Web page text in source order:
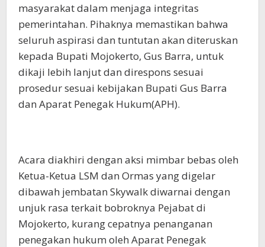
masyarakat dalam menjaga integritas
pemerintahan. Pihaknya memastikan bahwa
seluruh aspirasi dan tuntutan akan diteruskan
kepada Bupati Mojokerto, Gus Barra, untuk
dikaji lebih lanjut dan direspons sesuai
prosedur sesuai kebijakan Bupati Gus Barra
dan Aparat Penegak Hukum(APH).
Acara diakhiri dengan aksi mimbar bebas oleh
Ketua-Ketua LSM dan Ormas yang digelar
dibawah jembatan Skywalk diwarnai dengan
unjuk rasa terkait bobroknya Pejabat di
Mojokerto, kurang cepatnya penanganan
penegakan hukum oleh Aparat Penegak